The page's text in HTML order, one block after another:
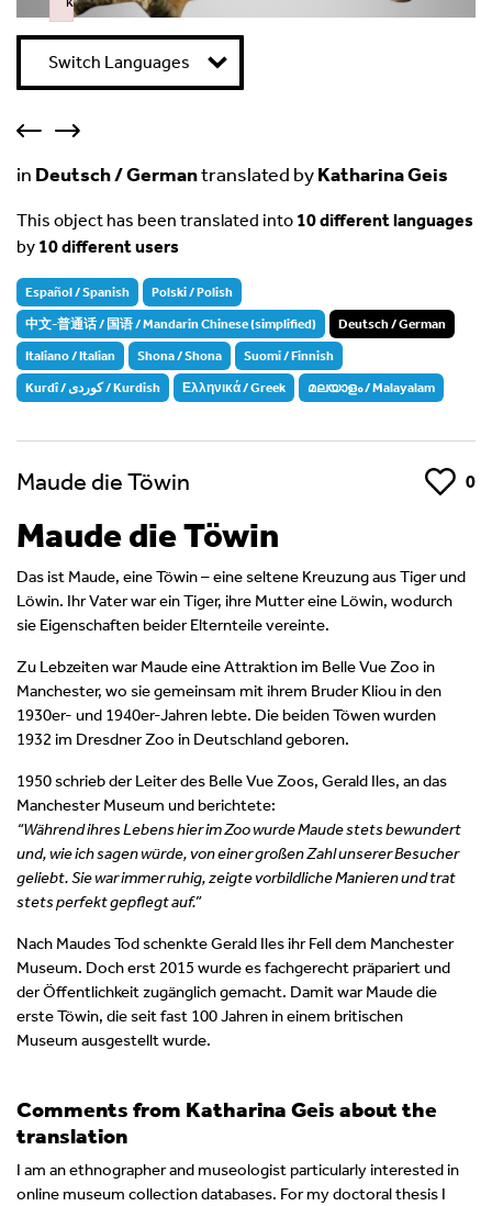
in Deutsch / Germantranslated byKatharina Geis
This object has been translated into 10 different languages
by 10 different users
Español / Spanish Polski / Polish
中文-普通话 / 国语 / Mandarin Chinese (simplified) Deutsch / German
Italiano / Italian Shona / Shona Suomi / Finnish
Kurdî / کوردی / Kurdish Ελληνικά / Greek മലയാളം / Malayalam
Switch Languages
Maude die Töwin Like 0
Maude die Töwin
Das ist Maude, eine Töwin – eine seltene Kreuzung aus Tiger und
Löwin. Ihr Vater war ein Tiger, ihre Mutter eine Löwin, wodurch
sie Eigenschaften beider Elternteile vereinte.
Zu Lebzeiten war Maude eine Attraktion im Belle Vue Zoo in
Manchester, wo sie gemeinsam mit ihrem Bruder Kliou in den
1930er- und 1940er-Jahren lebte. Die beiden Töwen wurden
1932 im Dresdner Zoo in Deutschland geboren.
1950 schrieb der Leiter des Belle Vue Zoos, Gerald Iles, an das
Manchester Museum und berichtete:
“Während ihres Lebens hier im Zoo wurde Maude stets bewundert
und, wie ich sagen würde, von einer großen Zahl unserer Besucher
geliebt. Sie war immer ruhig, zeigte vorbildliche Manieren und trat
stets perfekt gepflegt auf.”
Nach Maudes Tod schenkte Gerald Iles ihr Fell dem Manchester
Museum. Doch erst 2015 wurde es fachgerecht präpariert und
der Öffentlichkeit zugänglich gemacht. Damit war Maude die
erste Töwin, die seit fast 100 Jahren in einem britischen
Museum ausgestellt wurde.
Comments from Katharina Geis about the
translation
I am an ethnographer and museologist particularly interested in
online museum collection databases. For my doctoral thesis I
Failed to initialize plugin: wplink